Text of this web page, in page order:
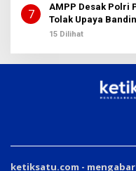
7
AMPP Desak Polri
Tolak Upaya
15 Dilihat
ketiksatu.com -